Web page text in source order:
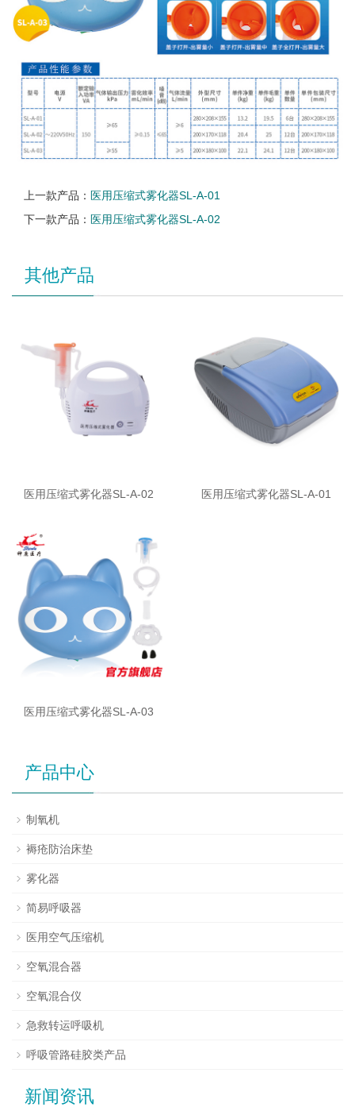
上一款产品： 医用压缩式雾化器SL-A-01
下一款产品： 医用压缩式雾化器SL-A-02
其他产品
医用压缩式雾化器SL-A-02 医用压缩式雾化器SL-A-01
医用压缩式雾化器SL-A-03
产品中心
制氧机
褥疮防治床垫
雾化器
简易呼吸器
医用空气压缩机
空氧混合器
空氧混合仪
急救转运呼吸机
呼吸管路硅胶类产品
新闻资讯